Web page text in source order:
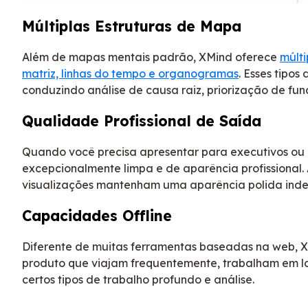
Múltiplas Estruturas de Mapa
Além de mapas mentais padrão, XMind oferece
matriz, linhas do tempo e organogramas. Esses
conduzindo análise de causa raiz, priorização de
Qualidade Profissional de Saída
Quando você precisa apresentar para executivos
excepcionalmente limpa e de aparência
visualizações mantenham uma aparência polida
Capacidades Offline
Diferente de muitas ferramentas baseadas na web,
produto que viajam frequentemente, trabalham em
certos tipos de trabalho profundo e análise.